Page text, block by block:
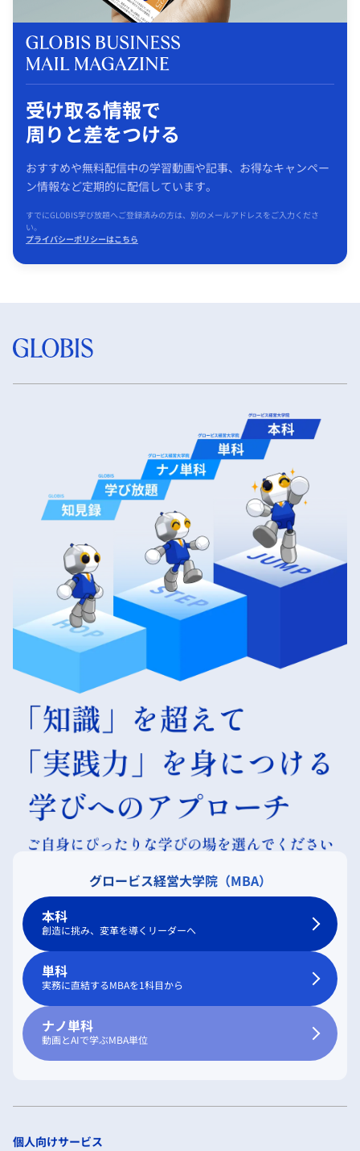
受け取る情報で
周りと差をつける
おすすめや無料配信中の学習動画や記事、お得なキャンペー
ン情報など定期的に配信しています。
すでにGLOBIS学び放題へご登録済みの方は、別のメールアドレスをご入力くださ
い。
プライバシーポリシーはこちら
グロービス経営大学院（MBA）
本科
創造に挑み、変革を導くリーダーへ
単科
実務に直結するMBAを1科目から
ナノ単科
動画とAIで学ぶMBA単位
個人向けサービス